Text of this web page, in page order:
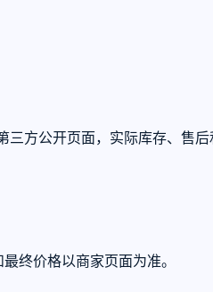
方公开页面，实际库存、售后
终价格以商家页面为准。